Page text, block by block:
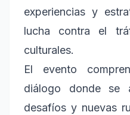
experiencias y
lucha contra el
culturales.
El evento
diálogo donde se
desafíos y nuevas